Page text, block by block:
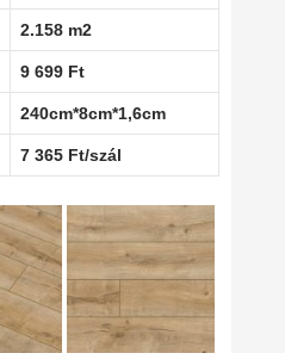
2.158 m2
9 699 Ft
240cm*8cm*1,6cm
7 365 Ft/szál